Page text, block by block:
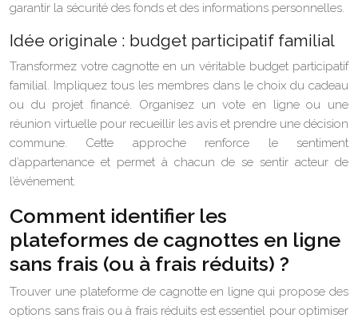
garantir la sécurité des fonds et des informations personnelles.
Idée originale : budget participatif familial
Transformez votre cagnotte en un véritable budget participatif
familial. Impliquez tous les membres dans le choix du cadeau
ou du projet financé. Organisez un vote en ligne ou une
réunion virtuelle pour recueillir les avis et prendre une décision
commune. Cette approche renforce le sentiment
d’appartenance et permet à chacun de se sentir acteur de
l’événement.
Comment identifier les
plateformes de cagnottes en ligne
sans frais (ou à frais réduits) ?
Trouver une plateforme de cagnotte en ligne qui propose des
options sans frais ou à frais réduits est essentiel pour optimiser